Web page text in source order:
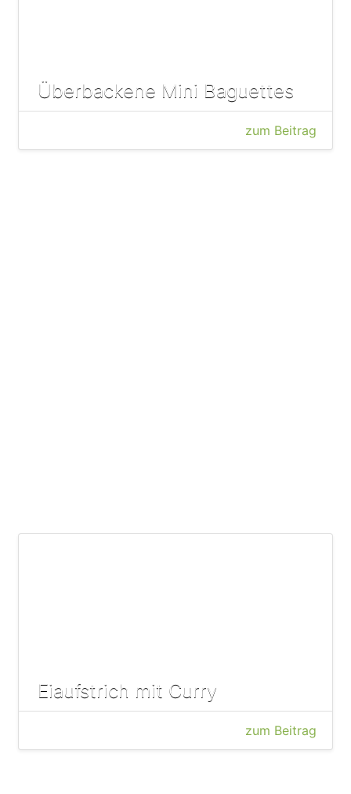
Überbackene Mini Baguettes
zum Beitrag
Eiaufstrich mit Curry
zum Beitrag